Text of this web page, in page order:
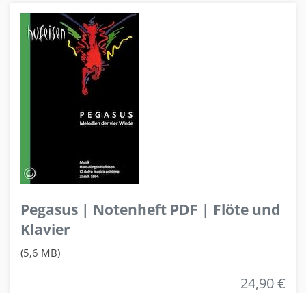
Pegasus | Notenheft PDF | Flöte und
Klavier
(5,6 MB)
24,90 €